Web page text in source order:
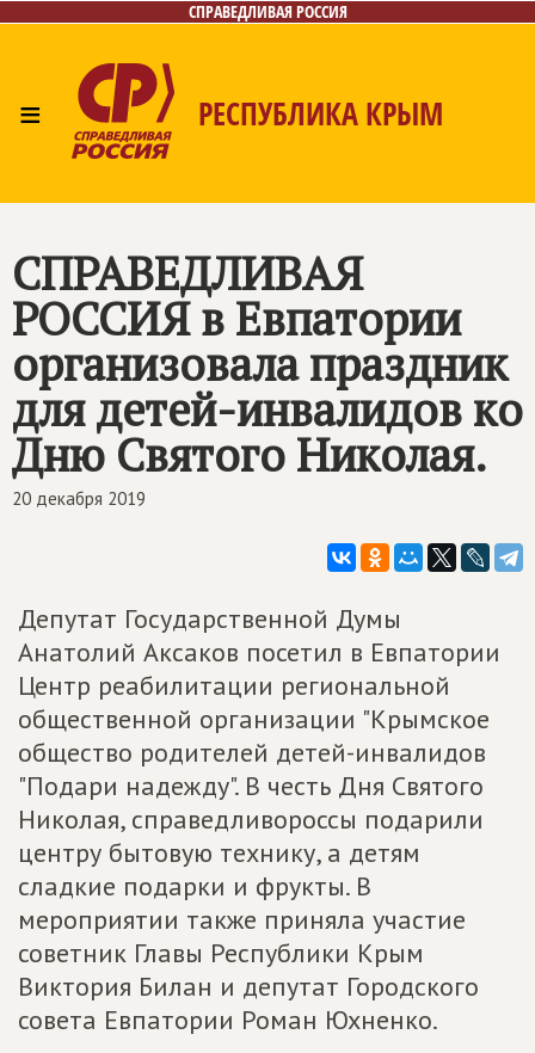
СПРАВЕДЛИВАЯ РОССИЯ
≡ РЕСПУБЛИКА КРЫМ
Контакты
СПРАВЕДЛИВАЯ
РОССИЯв Евпатории
организовала праздник
для детей-инвалидов ко
Дню Святого Николая.
20 декабря 2019
Депутат Государственной Думы
Анатолий Аксаков посетил в Евпатории
Центр реабилитации региональной
общественной организации "Крымское
общество родителей детей-инвалидов
"Подари надежду". В честь Дня Святого
Николая, справедливороссы подарили
центру бытовую технику, а детям
сладкие подарки и фрукты. В
мероприятии также приняла участие
советник Главы Республики Крым
Виктория Билан и депутат Городского
совета Евпатории Роман Юхненко.